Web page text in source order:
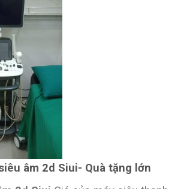
âm 2d Siui- Quà tặng lớn